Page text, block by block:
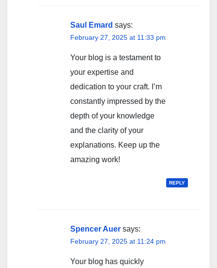
Saul Emard says:
February 27, 2025 at 11:33 pm
Your blog is a testament to
your expertise and
dedication to your craft. I’m
constantly impressed by the
depth of your knowledge
and the clarity of your
explanations. Keep up the
amazing work!
REPLY
Spencer Auer says:
February 27, 2025 at 11:24 pm
Your blog has quickly